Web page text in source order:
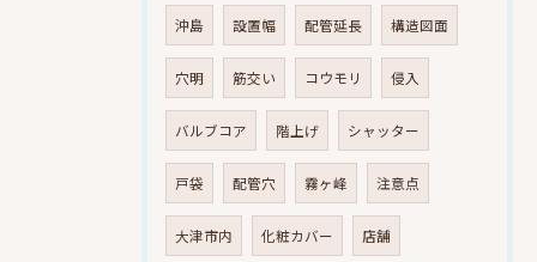
沖島 設置幅 配管延長 構造図面
穴明 筋交い コウモリ 侵入
バルブコア 階上げ シャッター
戸袋 配管穴 霧ヶ峰 注意点
大津市内 化粧カバー 店舗